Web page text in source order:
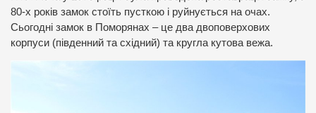
80-х років замок стоїть пусткою і руйнується на очах.
Сьогодні замок в Поморянах – це два двоповерхових
корпуси (південний та східний) та кругла кутова вежа.